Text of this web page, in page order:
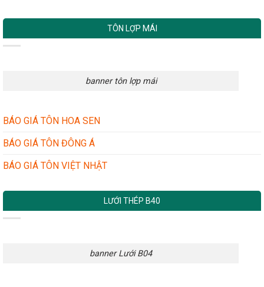
TÔN LỢP MÁI
banner tôn lợp mái
BÁO GIÁ TÔN HOA SEN
BÁO GIÁ TÔN ĐÔNG Á
BÁO GIÁ TÔN VIỆT NHẬT
LƯỚI THÉP B40
banner Lưới B04